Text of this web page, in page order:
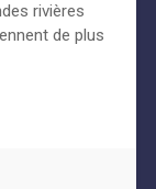
rivières
de plus